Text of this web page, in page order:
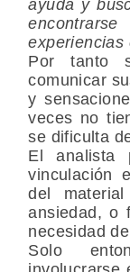
ayuda y
experiencias
Por tanto
comunicar
y
veces no
se dificulta
El analista
vinculación
del
ansiedad, o
necesidad
Solo